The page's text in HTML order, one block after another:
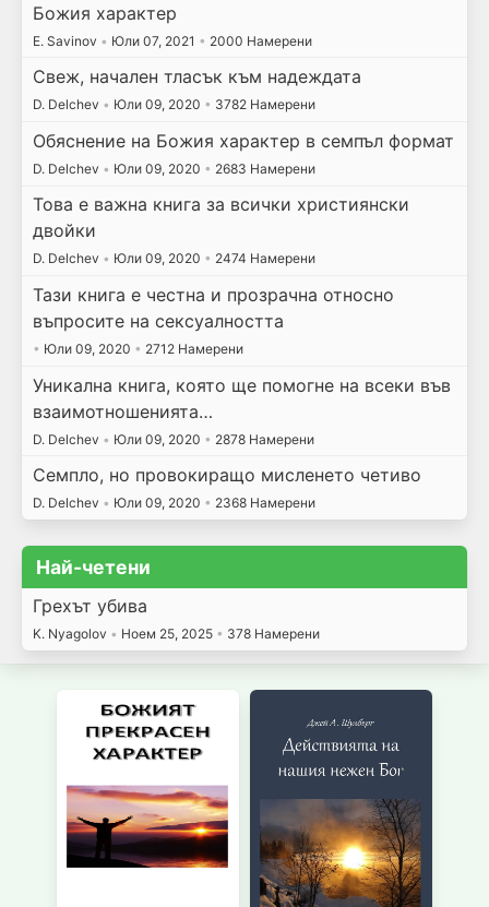
Божия характер
E. Savinov • Юли 07, 2021 • 2000 Намерени
Свеж, начален тласък към надеждата
D. Delchev • Юли 09, 2020 • 3782 Намерени
Обяснение на Божия характер в семпъл формат
D. Delchev • Юли 09, 2020 • 2683 Намерени
Това е важна книга за всички християнски
двойки
D. Delchev • Юли 09, 2020 • 2474 Намерени
Тази книга е честна и прозрачна относно
въпросите на сексуалността
• Юли 09, 2020 • 2712 Намерени
Уникална книга, която ще помогне на всеки във
взаимотношенията…
D. Delchev • Юли 09, 2020 • 2878 Намерени
Семпло, но провокиращо мисленето четиво
D. Delchev • Юли 09, 2020 • 2368 Намерени
Най-четени
Грехът убива
K. Nyagolov • Ноем 25, 2025 • 378 Намерени